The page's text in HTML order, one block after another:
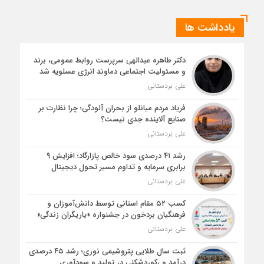
یادداشت ها
دکتر طاهره عبدالهی سرپرست روابط عمومی، برند
و مسئولیت اجتماعی دماوند انرژی عسلویه شد
علی بردستانی
فریاد مردم میانلو از بحران آلودگی؛ چرا نظارت بر
صنایع آلاینده جدی نیست؟
علی بردستانی
رشد ۴۱ درصدی سود خالص پازارگاد؛ افزایش ۹
برابری سرمایه و تداوم مسیر تحول دیجیتال
علی بردستانی
کسب ۵۲ مقام استانی توسط دانش‌آموزان و
فرهنگیان بردخون در جشنواره «یاریگران زندگی»
علی بردستانی
ثبت سال طلایی پتروشیمی نوری؛ رشد ۴۵ درصدی